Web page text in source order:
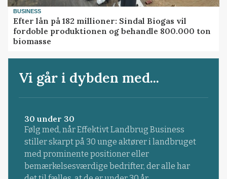
BUSINESS
Efter lån på 182 millioner: Sindal Biogas vil
fordoble produktionen og behandle 800.000 ton
biomasse
Vi går i dybden med...
30 under 30
Følg med, når Effektivt Landbrug Business
stiller skarpt på 30 unge aktører i landbruget
med prominente positioner eller
bemærkelsesværdige bedrifter, der alle har